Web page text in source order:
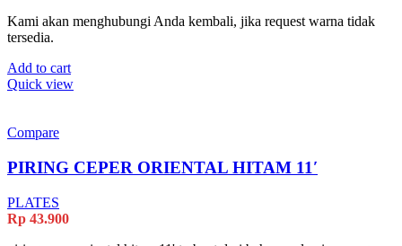
Kami akan menghubungi Anda kembali, jika request warna tidak
tersedia.
Add to cart
Quick view
Compare
PIRING CEPER ORIENTAL HITAM 11′
PLATES
Rp 43.900